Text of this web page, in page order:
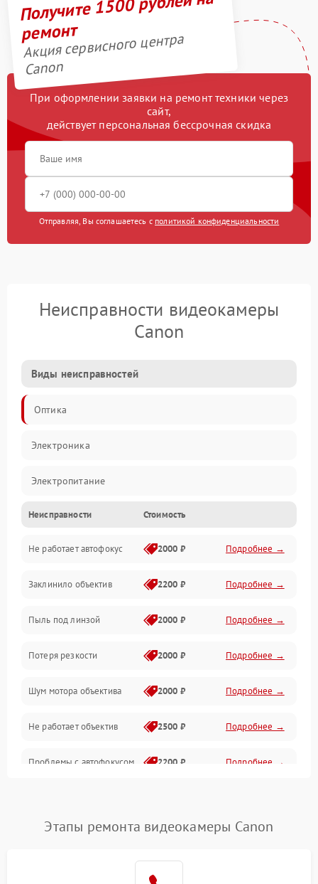
ремонт
Акция сервисного центра
Canon
При оформлении заявки на ремонт техники через
сайт,
действует персональная бессрочная скидка
Отправляя, Вы соглашаетесь с политикой конфиденциальности
Неисправности видеокамеры
Canon
Виды неисправностей
Оптика
Электроника
Электропитание
Видео
Хранение данных
Программное обеспечение
Механические повреждения
Аудио
Неисправности Стоимость
Не работает автофокус 2000 ₽ Подробнее →
Заклинило объектив 2200 ₽ Подробнее →
Пыль под линзой 2000 ₽ Подробнее →
Потеря резкости 2000 ₽ Подробнее →
Шум мотора объектива 2000 ₽ Подробнее →
Не работает объектив 2500 ₽ Подробнее →
Проблемы с автофокусом 2200 ₽ Подробнее →
Этапы ремонта видеокамеры Canon